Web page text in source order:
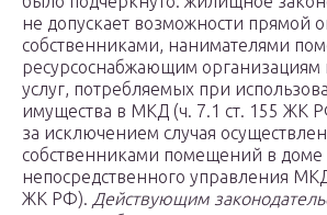
не допускает возможности прямой
собственниками, нанимателями
ресурсоснабжающим
услуг, потребляемых при
имущества в МКД (ч. 7.1 ст. 155 ЖК
за исключением случая
собственниками помещений в доме
непосредственного управления
ЖК РФ). Действующим